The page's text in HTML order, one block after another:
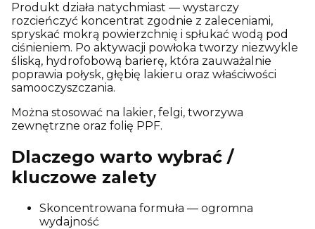
Produkt działa natychmiast — wystarczy
rozcieńczyć koncentrat zgodnie z zaleceniami,
spryskać mokrą powierzchnię i spłukać wodą pod
ciśnieniem. Po aktywacji powłoka tworzy niezwykle
śliską, hydrofobową barierę, która zauważalnie
poprawia połysk, głębię lakieru oraz właściwości
samooczyszczania.
Można stosować na lakier, felgi, tworzywa
zewnętrzne oraz folię PPF.
Dlaczego warto wybrać /
kluczowe zalety
Skoncentrowana formuła — ogromna
wydajność